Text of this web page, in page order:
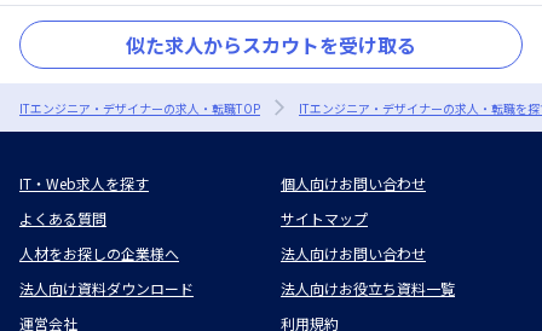
似た求人からスカウトを受け取る
ITエンジニア・デザイナーの求人・転職TOP ITエンジニア・デザイナーの求人・転職を
IT・Web求人を探す
個人向けお問い合わせ
よくある質問
サイトマップ
人材をお探しの企業様へ
法人向けお問い合わせ
法人向け資料ダウンロード
法人向けお役立ち資料一覧
運営会社
利用規約